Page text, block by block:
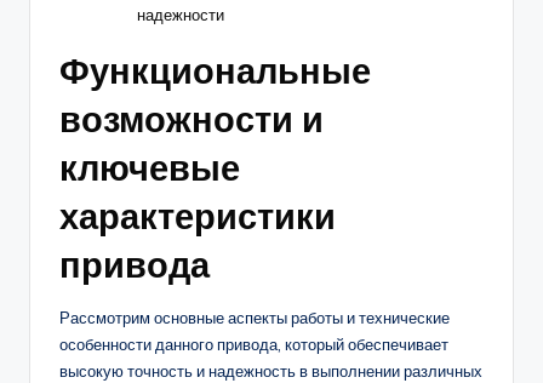
надежности
Функциональные
возможности и
ключевые
характеристики
привода
Рассмотрим основные аспекты работы и технические
особенности данного привода, который обеспечивает
высокую точность и надежность в выполнении различных